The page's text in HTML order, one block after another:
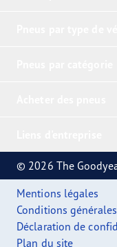
© 2026 The
Mentions légales
Conditions
Déclaration de
Plan du site